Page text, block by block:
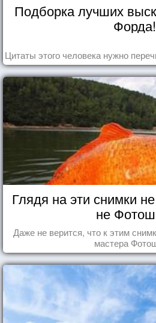
Подборка лучших
Форда!
Цитаты этого человека нужно
Глядя на эти снимки
не
Даже не верится, что к этим
мастера